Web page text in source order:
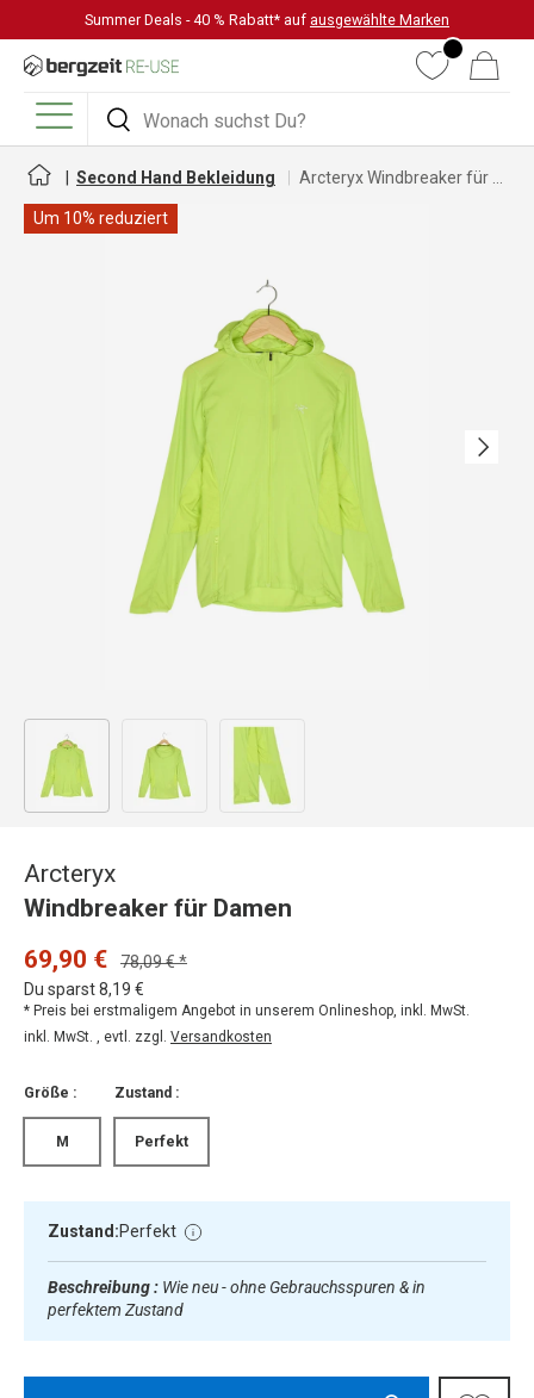
DIREKT ZUM INHALT
Summer Deals - 40 % Rabatt* auf ausgewählte Marken
Suchen
Suchen
WunschlisteWarenkorb
Menü
Second Hand Bekleidung
Um 10% reduziert
Nächste
Bild 1 in Galerieansicht laden
Arcteryx
Windbreaker für Damen
69,90 €
78,09 € *
Du sparst 8,19 €
* Preis bei erstmaligem Angebot in unserem Onlineshop, inkl. MwSt.
inkl. MwSt. , evtl. zzgl. Versandkosten
Größe :
M
Zustand :
Perfekt
Zustand:Perfekt
Beschreibung : Wie neu - ohne Gebrauchsspuren & in
perfektem Zustand